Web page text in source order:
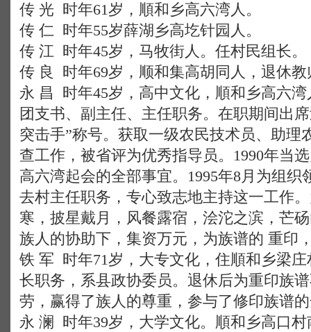
传 光 时年61岁，順和乡高六湾人。
传 仁 时年55岁薛湖乡高圪针园人。
传 江 时年45岁，马牧街人。任村民组长。
传 良 时年69岁，顺和集高胡同人，退休教
永 昌 时年45岁，高中文化，順和乡高六
团支书、副主任、主任职务。在职期间出
突击手”称号。获取一级农民技术员、助理
查工作，被省评为优秀指导员。1990年当
高六湾起会的全部事宜。1995年8月为组
去村主任职务，专心致志地主持这一工作
寒，披星戴月，风餐露宿，浍沱之滨，芒
族人的协助下，集资万元，为族谱的 重印
铁 军 时年71岁，大专文化，住順和乡梁
长职务，系县政协委员。退休后为重印族
劳，赢得了族人的尊重，参与了修印族谱
永 澜 时年39岁，大学文化。順和乡高口